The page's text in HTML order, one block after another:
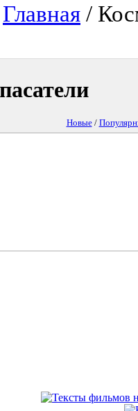
Главная /
Новые/